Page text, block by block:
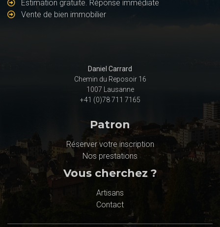
Estimation gratuite. Réponse immédiate
Vente de bien immobilier
Patron
Réserver votre inscription
Nos prestations
Vous cherchez ?
Artisans
Contact
Daniel Carrard
Chemin du Reposoir 16
1007 Lausanne
+41 (0)78 711 7165